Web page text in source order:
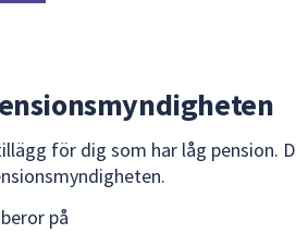
för dig som har låg pension.
på